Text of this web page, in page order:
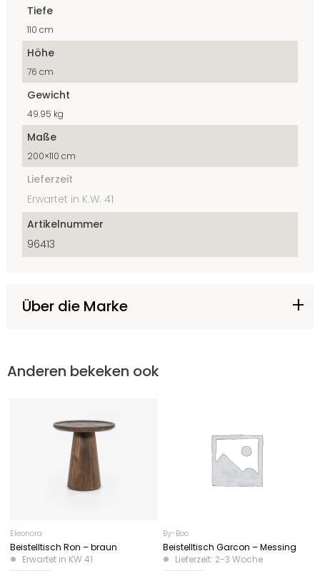
Tiefe
110 cm
Höhe
76 cm
Gewicht
49.95 kg
Maße
200×110 cm
Lieferzeit
Erwartet in K.W. 41
Artikelnummer
96413
Über die Marke
Anderen bekeken ook
Eleonora
Beistelltisch Ron – braun
Erwartet in KW 41
By-Boo
Beistelltisch Garcon – Messing
Lieferzeit: 2-3 Woche